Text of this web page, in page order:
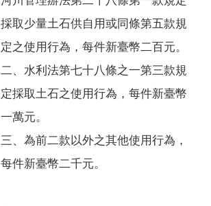
採取少量土石供自用或同條第五款規
定之使用行為，每件新臺幣二百元。
二、水利法第七十八條之一第三款規
定採取土石之使用行為，每件新臺幣
一萬元。
三、為前二款以外之其他使用行為，
每件新臺幣二千元。